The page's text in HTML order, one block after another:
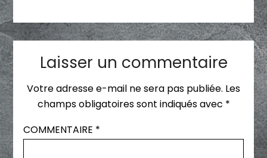
Laisser un commentaire
Votre adresse e-mail ne sera pas publiée. Les
champs obligatoires sont indiqués avec *
COMMENTAIRE *